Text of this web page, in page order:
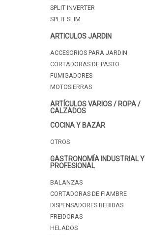
SPLIT INVERTER
SPLIT SLIM
ARTICULOS JARDIN
ACCESORIOS PARA JARDIN
CORTADORAS DE PASTO
FUMIGADORES
MOTOSIERRAS
ARTÍCULOS VARIOS / ROPA /
CALZADOS
COCINA Y BAZAR
OTROS
GASTRONOMÍA INDUSTRIAL Y
PROFESIONAL
BALANZAS
CORTADORAS DE FIAMBRE
DISPENSADORES BEBIDAS
FREIDORAS
HELADOS